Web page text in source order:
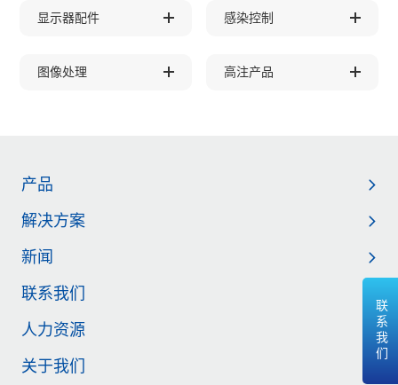
显示器配件 感染控制
图像处理 高注产品
联系我们
产品
解决方案
新闻
联系我们
人力资源
关于我们